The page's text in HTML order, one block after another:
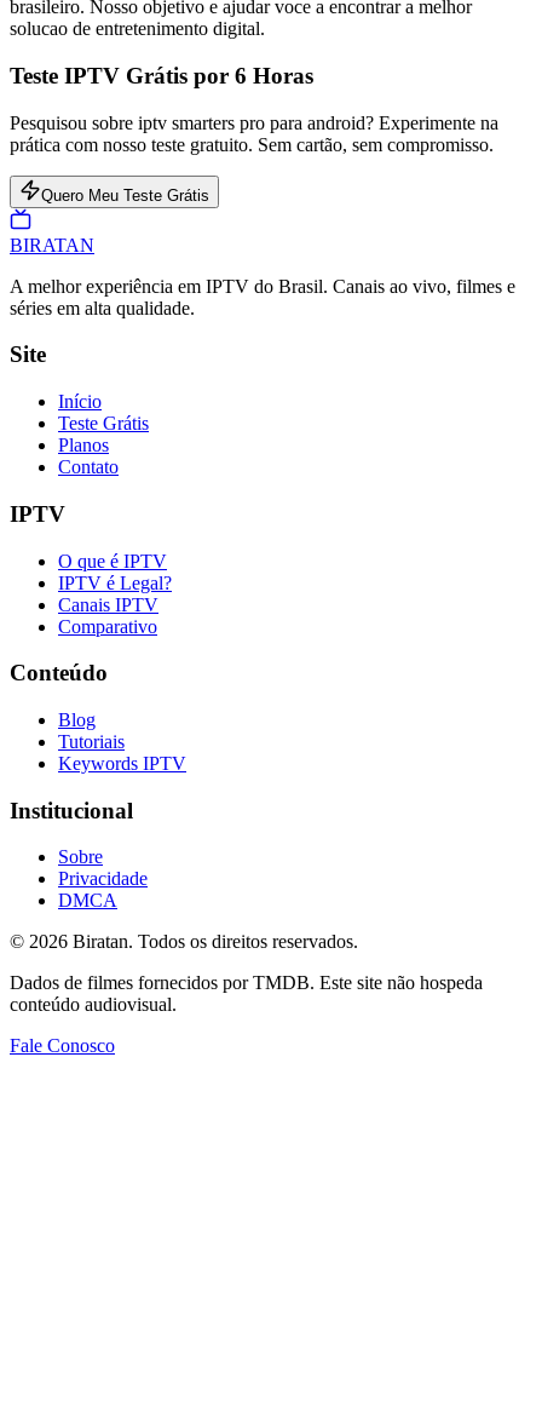
brasileiro. Nosso objetivo e ajudar voce a encontrar a melhor
solucao de entretenimento digital.
Teste IPTV Grátis por 6 Horas
Pesquisou sobre iptv smarters pro para android? Experimente na
prática com nosso teste gratuito. Sem cartão, sem compromisso.
Quero Meu Teste Grátis
BIRATAN
A melhor experiência em IPTV do Brasil. Canais ao vivo, filmes e
séries em alta qualidade.
Site
Início
Teste Grátis
Planos
Contato
IPTV
O que é IPTV
IPTV é Legal?
Canais IPTV
Comparativo
Conteúdo
Blog
Tutoriais
Keywords IPTV
Institucional
Sobre
Privacidade
DMCA
© 2026 Biratan. Todos os direitos reservados.
Dados de filmes fornecidos por TMDB. Este site não hospeda
conteúdo audiovisual.
Fale Conosco